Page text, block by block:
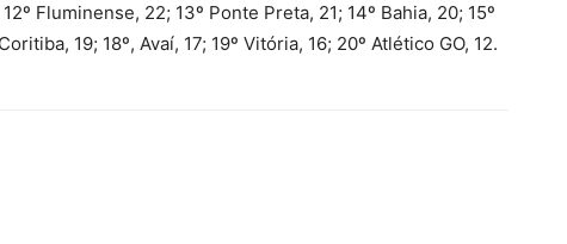
Fluminense, 22; 13º Ponte Preta, 21; 14º Bahia, 20; 15º
19; 18º, Avaí, 17; 19º Vitória, 16; 20º Atlético GO, 12.